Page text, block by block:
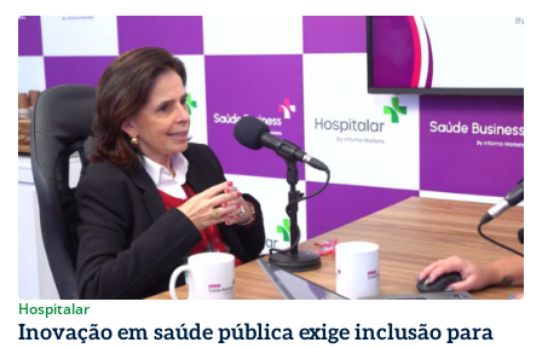
Hospitalar
Inovação em saúde pública exige inclusão para